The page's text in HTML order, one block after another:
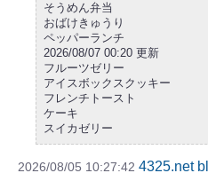
そうめん弁当
おばけきゅうり
ペッパーランチ
2026/08/07 00:20 更新
フルーツゼリー
アイスボックスクッキー
フレンチトースト
ケーキ
スイカゼリー
2026/08/05 10:27:42 4325.net